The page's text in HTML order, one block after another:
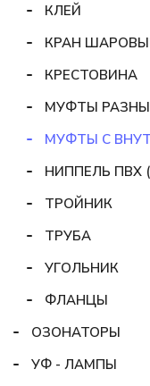
КЛЕЙ
КРАН
КРЕСТОВИНА
МУФТЫ
МУФТЫ С
НИППЕЛЬ ПВХ
ТРОЙНИК
ТРУБА
УГОЛЬНИК
ФЛАНЦЫ
ОЗОНАТОРЫ
УФ - ЛАМПЫ